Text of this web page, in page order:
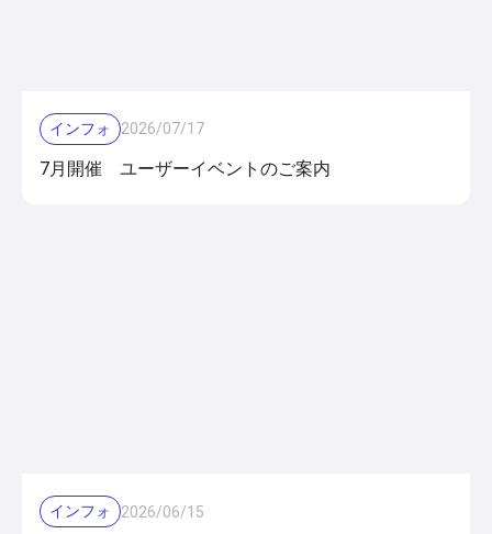
インフォ 2026/07/17
7月開催 ユーザーイベントのご案内
インフォ 2026/06/15